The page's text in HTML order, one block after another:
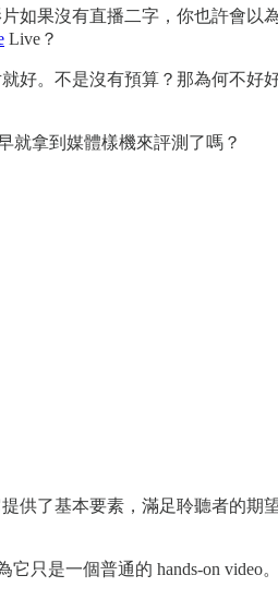
如果沒有直播二字，你也許會
Live？
好。不是沒有預算？那為何不
就拿到媒體樣機來評測了嗎？
供了基本要素，滿足聆聽者的期
只是一個普通的 hands-on video。